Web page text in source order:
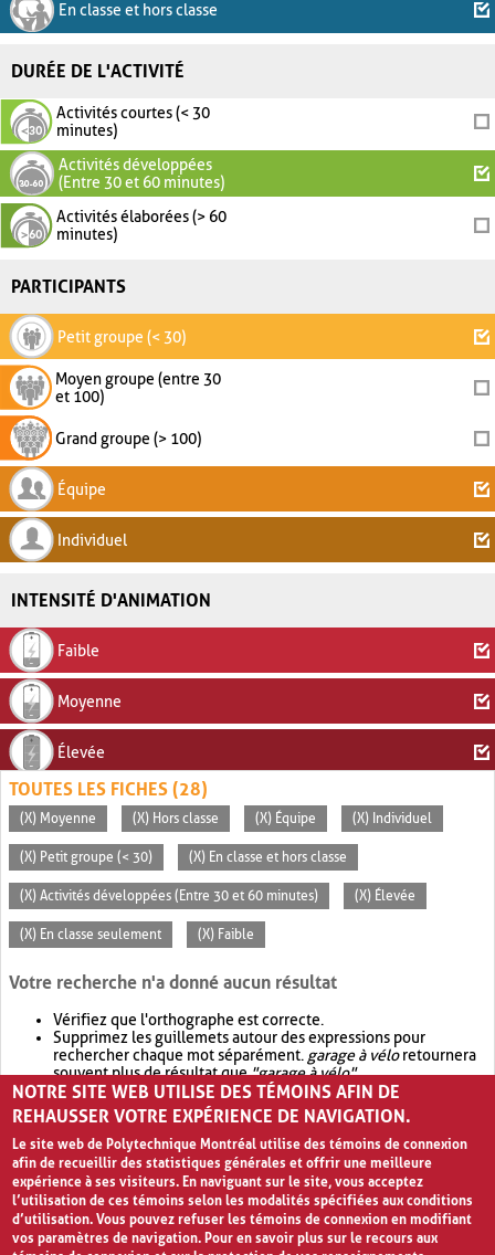
En classe et hors classe
DURÉE DE L'ACTIVITÉ
Activités courtes (< 30
minutes)
Activités développées
(Entre 30 et 60 minutes)
Activités élaborées (> 60
minutes)
PARTICIPANTS
Petit groupe (< 30)
Moyen groupe (entre 30
et 100)
Grand groupe (> 100)
Équipe
Individuel
INTENSITÉ D'ANIMATION
Faible
Moyenne
Élevée
TOUTES LES FICHES (28)
(X) Moyenne (X) Hors classe (X) Équipe (X) Individuel
(X) Petit groupe (< 30) (X) En classe et hors classe
(X) Activités développées (Entre 30 et 60 minutes) (X) Élevée
(X) En classe seulement (X) Faible
Votre recherche n'a donné aucun résultat
Vérifiez que l'orthographe est correcte.
Supprimez les guillemets autour des expressions pour
rechercher chaque mot séparément. garage à véloretournera
souvent plus de résultat que"garage à vélo".
Envisagez d'élargir votre recherche avec OR.garage OR vélo
retournera souvent plus de résultat quegarage à vélo
NOTRE SITE WEB UTILISE DES TÉMOINS AFIN DE
REHAUSSER VOTRE EXPÉRIENCE DE NAVIGATION.
Le site web de Polytechnique Montréal utilise des témoins de connexion
afin de recueillir des statistiques générales et offrir une meilleure
expérience à ses visiteurs. En naviguant sur le site, vous acceptez
l’utilisation de ces témoins selon les modalités spécifiées aux conditions
d’utilisation. Vous pouvez refuser les témoins de connexion en modifiant
vos paramètres de navigation. Pour en savoir plus sur le recours aux